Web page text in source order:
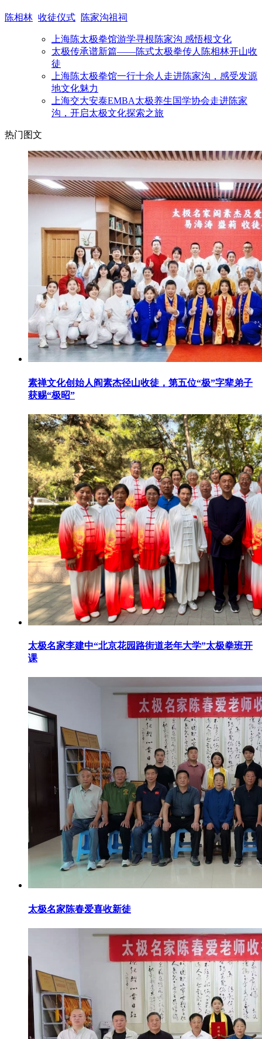
陈相林 收徒仪式 陈家沟祖祠
上海陈太极拳馆游学寻根陈家沟 感悟根文化
太极传承谱新篇——陈式太极拳传人陈相林开山收
徒
上海陈太极拳馆一行十余人走进陈家沟，感受发源
地文化魅力
上海交大安泰EMBA太极养生国学协会走进陈家
沟，开启太极文化探索之旅
热门图文
素禅文化创始人阎素杰径山收徒，第五位“极”字辈弟子
获赐“极昭”
太极名家李建中“北京花园路街道老年大学”太极拳班开
课
太极名家陈春爱喜收新徒